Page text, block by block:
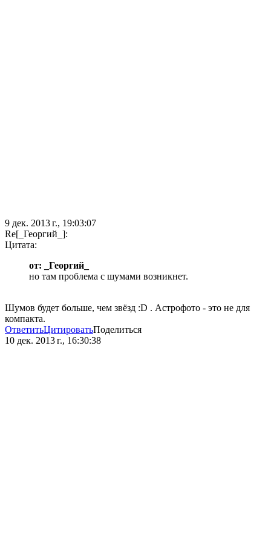
9 дек. 2013 г., 19:03:07
Re[_Георгий_]:
Цитата:
от: _Георгий_
но там проблема с шумами возникнет.
Шумов будет больше, чем звёзд :D . Астрофото - это не для
компакта.
ОтветитьЦитироватьПоделиться
10 дек. 2013 г., 16:30:38